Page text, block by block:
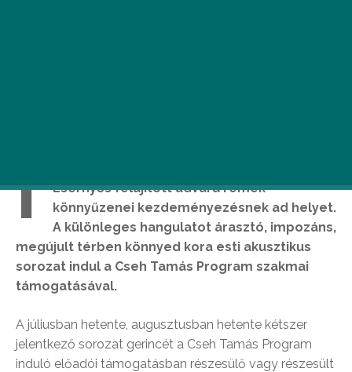
I
Esernyős felújított udvara remek
könnyűzenei kezdeményezésnek ad helyet.
A különleges hangulatot árasztó, impozáns,
megújult térben könnyed kora esti akusztikus
sorozat indul a Cseh Tamás Program szakmai
támogatásával.
A júliusban hetente, augusztusban hetente kétszer
jelentkező sorozat gerincét a Cseh Tamás Program
induló előadói támogatásban részesülő vagy részesült